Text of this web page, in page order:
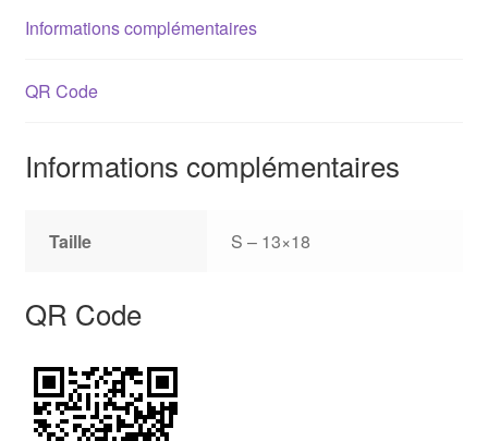
Informations complémentaires
QR Code
Informations complémentaires
Taille S – 13×18
QR Code